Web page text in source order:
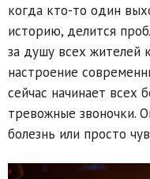
когда кто-то один
историю, делится
за душу всех жителей
настроение
сейчас начинает всех
тревожные звоночки.
болезнь или просто